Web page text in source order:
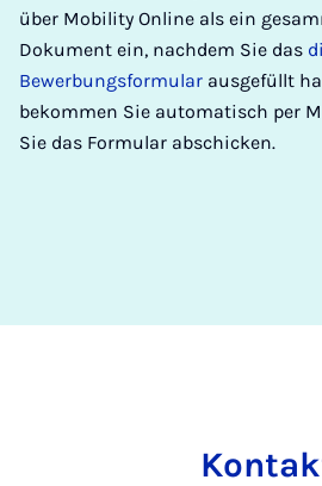
über Mobility Online als ein
Dokument ein, nachdem Sie das
Bewerbungsformular ausgefüllt
bekommen Sie automatisch per
Sie das Formular abschicken.